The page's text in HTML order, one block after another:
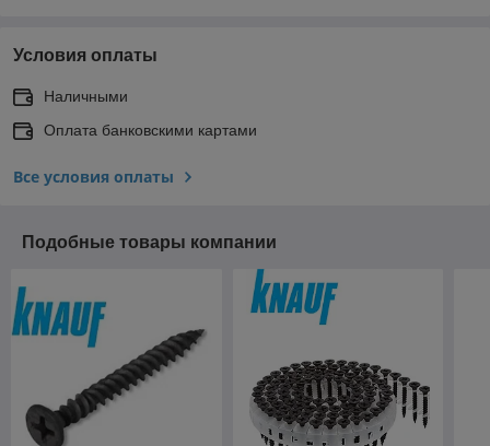
Условия оплаты
Наличными
Оплата банковскими картами
Все условия оплаты
Подобные товары компании